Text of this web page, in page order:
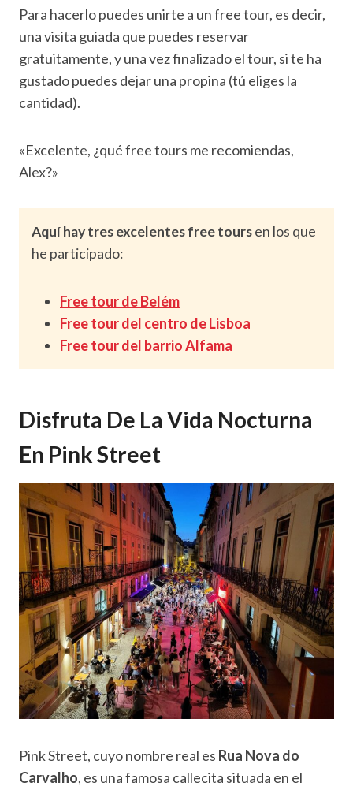
Para hacerlo puedes unirte a un free tour, es decir,
una visita guiada que puedes reservar
gratuitamente, y una vez finalizado el tour, si te ha
gustado puedes dejar una propina (tú eliges la
cantidad).
«Excelente, ¿qué free tours me recomiendas,
Alex?»
Aquí hay tres excelentes free toursen los que
he participado:
Free tour de Belém
Free tour del centro de Lisboa
Free tour del barrio Alfama
Disfruta De La Vida Nocturna
En Pink Street
Pink Street, cuyo nombre real es Rua Nova do
Carvalho, es una famosa callecita situada en el